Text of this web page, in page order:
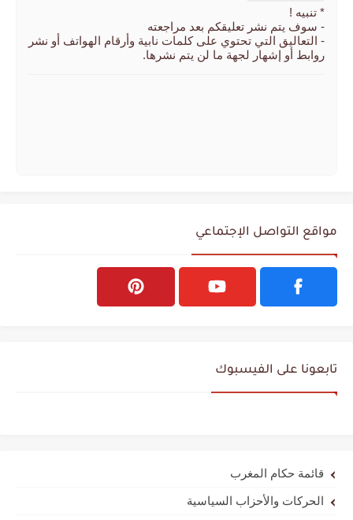
* تنبيه !
- سوف يتم نشر تعليقكم بعد مراجعته
- التعاليق التي تحتوي على كلمات نابية وأرقام الهواتف أو نشر
روابط أو إشهار لجهة ما لن يتم نشرها.
مواقع التواصل الإجتماعي
تابعونا على الفيسبوك
قائمة حكام المغرب
الحركات والأحزاب السياسية